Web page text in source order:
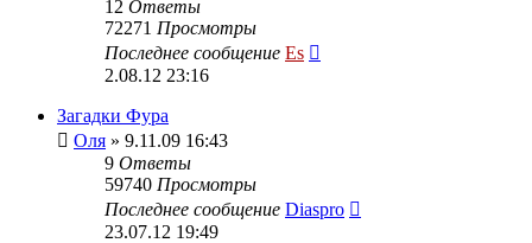
12 Ответы
72271 Просмотры
Последнее сообщение Es
2.08.12 23:16
Загадки Фура
Оля » 9.11.09 16:43
9 Ответы
59740 Просмотры
Последнее сообщение Diaspro
23.07.12 19:49